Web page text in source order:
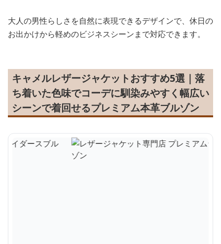
大人の男性らしさを自然に表現できるデザインで、休日の
お出かけから軽めのビジネスシーンまで対応できます。
キャメルレザージャケットおすすめ5選｜落
ち着いた色味でコーデに馴染みやすく幅広い
シーンで着回せるプレミアム本革ブルゾン